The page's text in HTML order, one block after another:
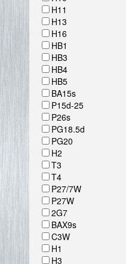
H11
H13
H16
HB1
HB3
HB4
HB5
BA15s
P15d-25
P26s
PG18.5d
PG20
H2
T3
T4
P27/7W
P27W
2G7
BAX9s
C3W
H1
H3